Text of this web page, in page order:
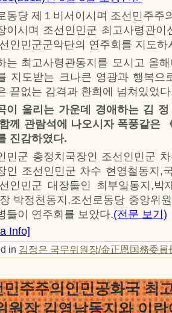
동당 제１비서이시며 조선민주주
이시며 조선인민군 최고사령관
인민군군악단의 연주회를 지도하
는 최고사령관동지를 모시고 올
지도받는 크나큰 영광과 행복으
끝없는 감격과 환희에 넘쳐있었
이 울리는 가운데 경애하는 김
께 관람석에 나오시자 폭풍같은
진감하였다.
민군 총정치국장인 조선인민군
인 조선인민군 차수 현영철동지,
인민군 대장들인 최부일동지,박
박정천동지,조선로동당 중앙위
들이 연주회를 보았다.(전문 보기)
Info]
in 김정은 국무위원장/金正恩国務委員
민주주의인민공화국 최
원장 김영남동지와 이